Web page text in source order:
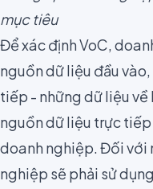
mục tiêu
Để xác định VoC,
nguồn dữ liệu đầu
tiếp - những dữ liệu về
nguồn dữ liệu trực
doanh nghiệp. Đối với
nghiệp sẽ phải sử